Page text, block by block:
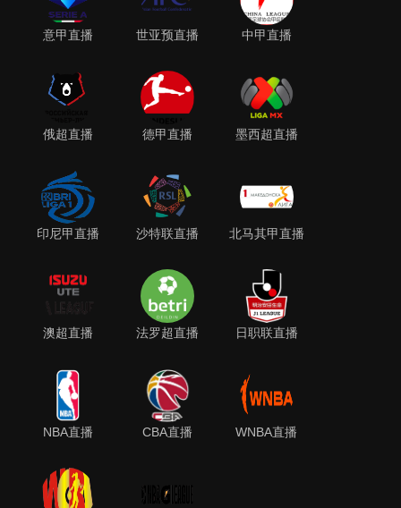
意甲直播 世亚预直播 中甲直播
俄超直播 德甲直播 墨西超直播
印尼甲直播 沙特联直播 北马其甲直播
澳超直播 法罗超直播 日职联直播
NBA直播 CBA直播 WNBA直播